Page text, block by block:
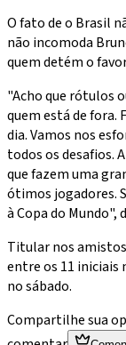
O fato de o Brasil
não incomoda
quem detém o
"Acho que rótulos
quem está de fora.
dia. Vamos nos
todos os desafios.
que fazem uma
ótimos jogadores.
à Copa do Mundo",
Titular nos
entre os 11 iniciais
no sábado.
Compartilhe sua